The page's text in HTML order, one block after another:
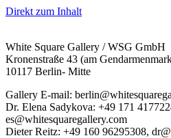
Direkt zum Inhalt
White Square Gallery / WSG GmbH
Kronenstraße 43 (am
10117 Berlin- Mitte
Gallery E-mail:
Dr. Elena Sadykova: +49 171
es@whitesquaregallery.com
Dieter Reitz: +49 160 96295308,